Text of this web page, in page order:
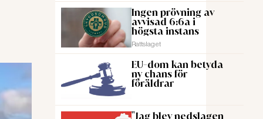
Ingen prövning av
avvisad 6:6a i
högsta instans
Rattslaget
EU-dom kan betyda
ny chans för
föräldrar
"Jag blev nedslagen